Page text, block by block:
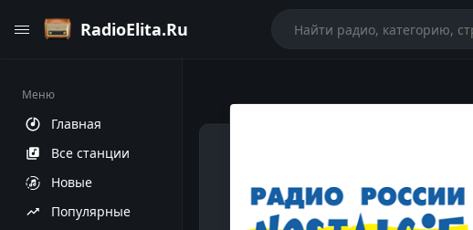
RadioElita.Ru
Меню
Главная
Все станции
Новые
Популярные